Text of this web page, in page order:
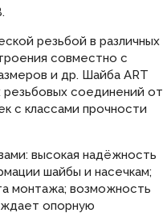
резьбой в различных
совместно с
и др. Шайба ART
резьбовых соединений от
с классами прочности
высокая надёжность
шайбы и насечкам;
монтажа; возможность
опорную